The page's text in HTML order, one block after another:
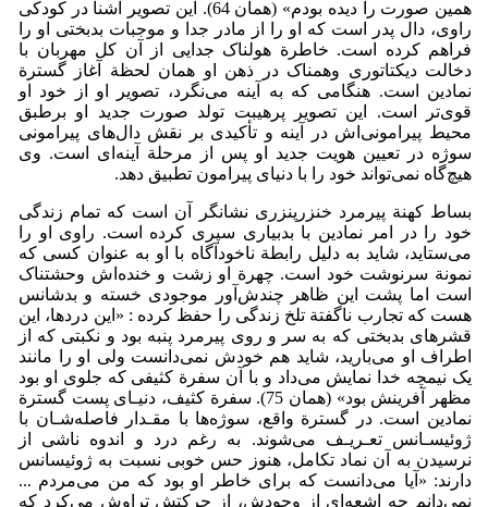
همین صورت را دیده بودم» (همان 64). این تصویر آشنا در کودکی
راوی، دال پدر است که او را از مادر جدا و موجبات بدبختی او را
فراهم کرده است. خاطرة هولناک جدایی از آن کل مهربان با
دخالت دیکتاتوری وهمناک در ذهن او همان لحظة آغاز گسترة
نمادین است. هنگامی که به آینه می‌نگرد، تصویر او از خود او
قوی‌تر است. این تصویر پرهیبت تولد صورت جدید او برطبق
محیط پیرامونی‌اش در آینه و تأکیدی بر نقش دال‌های پیرامونی
سوژه در تعیین هویت جدید او پس از مرحلة آینه‌ای است. وی
هیچ‌گاه نمی‌تواند خود را با دنیای پیرامون تطبیق دهد.
بساط کهنة پیرمرد خنزرپنزری نشانگر آن است که تمام زندگی
خود را در امر نمادین با بدبیاری سپری کرده است. راوی او را
می‌ستاید، شاید به دلیل رابطة ناخودآگاه با او به عنوان کسی که
نمونة سرنوشت خود است. چهرة او زشت و خنده‌اش وحشتناک
است اما پشت این ظاهر چندش‌آور موجودی خسته و بدشانس
هست که تجارب ناگفتة تلخ زندگی را حفظ کرده : «این دردها، این
قشرهای بدبختی که به سر و روی پیرمرد پنبه بود و نکبتی که از
اطراف او می‌بارید، شاید هم خودش نمی‌دانست ولی او را مانند
یک نیمچه خدا نمایش می‌داد و با آن سفرة کثیفی که جلوی او بود
مظهر آفرینش بود» (همان 75). سفرة کثیف، دنیـای پست گسترة
نمادین است. در گسترة واقع، سوژه‌ها با مقـدار فاصله‌شـان با
ژوئیسـانس تعـریـف می‌شوند. به رغم درد و اندوه ناشی از
نرسیدن به آن نماد تکامل، هنوز حس خوبی نسبت به ژوئیسانس
دارند: «آیا می‌دانست که برای خاطر او بود که من می‌مردم ...
نمی‌دانم چه اشعه‌ای از وجودش، از حرکتش تراوش می‌کرد که